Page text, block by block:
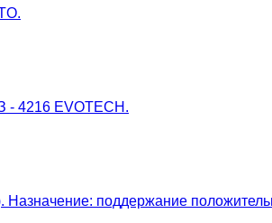
- 4216 EVOTECH.
поддержание